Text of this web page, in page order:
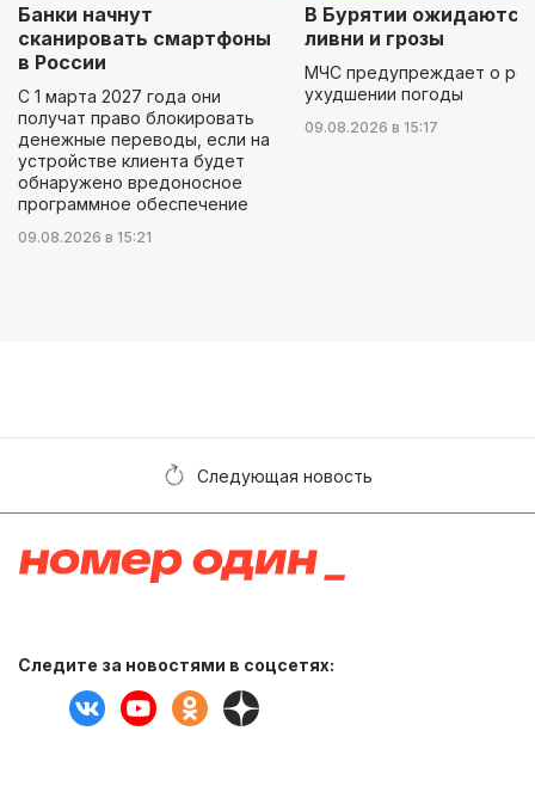
Банки начнут
сканировать смартфоны
в России
С 1 марта 2027 года они
получат право блокировать
денежные переводы, если на
устройстве клиента будет
обнаружено вредоносное
программное обеспечение
09.08.2026 в 15:21
В Бурятии ожидаются
ливни и грозы
МЧС предупреждает о
ухудшении погоды
09.08.2026 в 15:17
Следующая новость
Следите за новостями в соцсетях: